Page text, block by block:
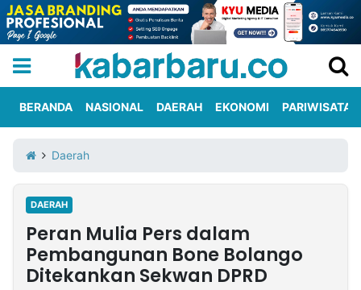
Iklan
Berita
Kami
Nasional
International
Olahraga
Entertainment
Daerah
Pariwisata
Kuliner
Kolom
BERANDA NASIONAL DAERAH EKONOMI PARIWISATA
Daerah
DAERAH
Peran Mulia Pers dalam
Pembangunan Bone Bolango
Ditekankan Sekwan DPRD